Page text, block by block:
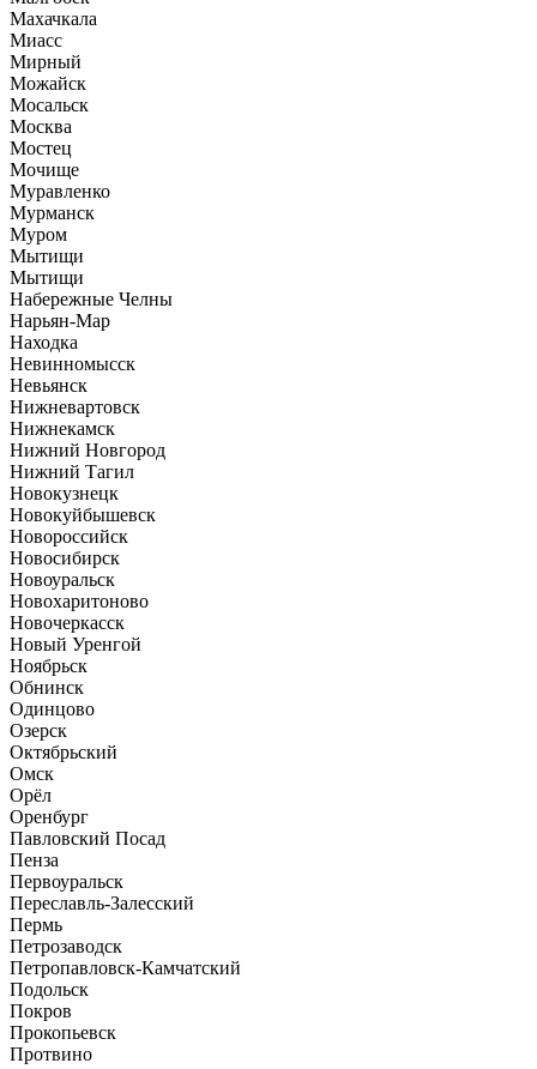
Махачкала
Миасс
Мирный
Можайск
Мосальск
Москва
Мостец
Мочище
Муравленко
Мурманск
Муром
Мытищи
Мытищи
Набережные Челны
Нарьян-Мар
Находка
Невинномысск
Невьянск
Нижневартовск
Нижнекамск
Нижний Новгород
Нижний Тагил
Новокузнецк
Новокуйбышевск
Новороссийск
Новосибирск
Новоуральск
Новохаритоново
Новочеркасск
Новый Уренгой
Ноябрьск
Обнинск
Одинцово
Озерск
Октябрьский
Омск
Орёл
Оренбург
Павловский Посад
Пенза
Первоуральск
Переславль-Залесский
Пермь
Петрозаводск
Петропавловск-Камчатский
Подольск
Покров
Прокопьевск
Протвино